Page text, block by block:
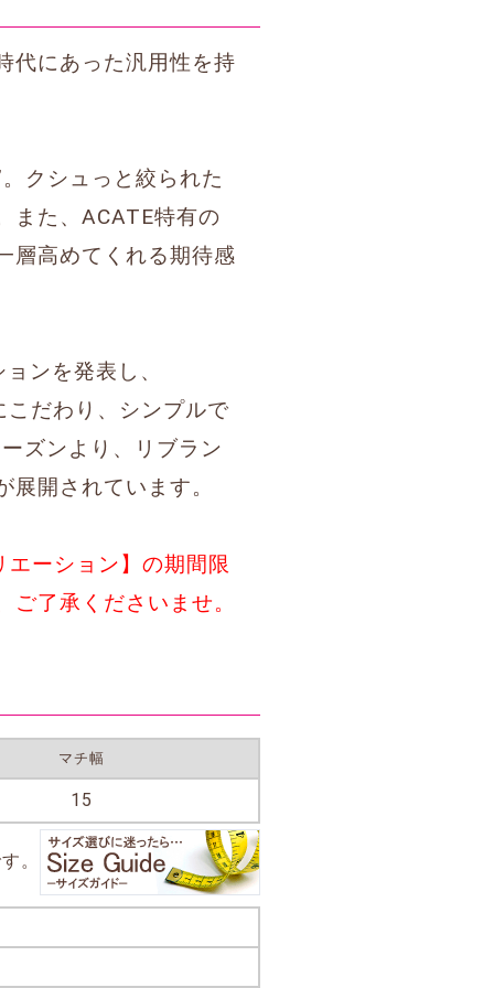
代にあった汎用性を持
クシュっと絞られた
また、ACATE特有の
層高めてくれる期待感
ンを発表し、
こだわり、シンプルで
ズンより、リブラン
開されています。
ーション】の期間限
了承くださいませ。
マチ幅
15
。